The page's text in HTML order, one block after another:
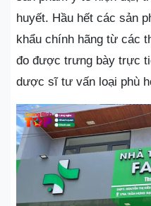
huyết. Hầu hết các sản
khẩu chính hãng từ các
đo được trưng bày trực
dược sĩ tư vấn loại phù